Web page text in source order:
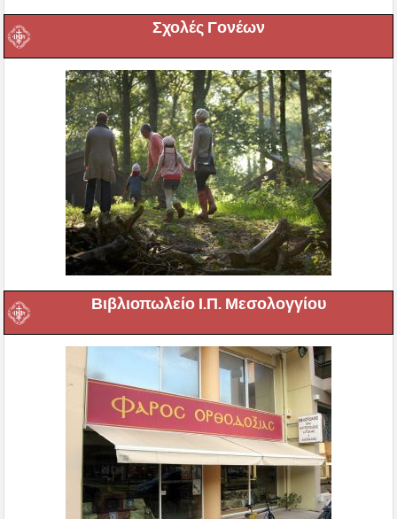
Σχολές Γονέων
Βιβλιοπωλείο Ι.Π. Μεσολογγίου